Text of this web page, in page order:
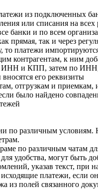
из подключенных
или списания на
банки и по всем
прямая, так и через
то платежи
контрагентам, к ним
ИНН и КПП, затем по
вносятся его реквизиты
отгрузкам и
было найдено
по различным
по различным чатам
удобства, могут быть
указав текст, при
платежи, если
из полей связанного